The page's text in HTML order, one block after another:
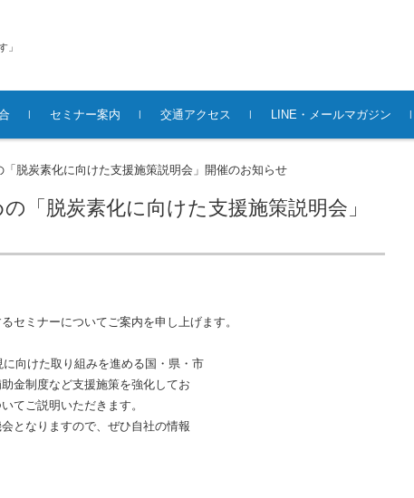
」
セミナー案内 交通アクセス LINE・メールマガジン
脱炭素化に向けた支援施策説明会」開催のお知らせ
「脱炭素化に向けた支援施策説明会」
セミナーについてご案内を申し上げます。
に向けた取り組みを進める国・県・市
金制度など支援施策を強化してお
てご説明いただきます。
となりますので、ぜひ自社の情報